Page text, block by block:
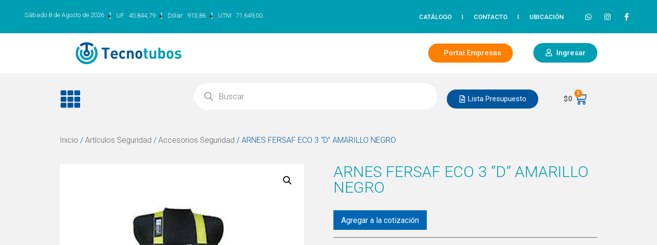
Sábado 8 de Agosto de 2026 | UF: 40.844,79 | Dólar: 913,86 | UTM: 71.649,00 CATÁLOGO CONTACTO UBICACIÓN
Portal Empresas Ingresar
Lista Presupuesto $0
0
Inicio / Artículos Seguridad / Accesorios Seguridad / ARNES FERSAF ECO 3 “D” AMARILLO NEGRO
ARNES FERSAF ECO 3 “D” AMARILLO
NEGRO
Agregar a la cotización